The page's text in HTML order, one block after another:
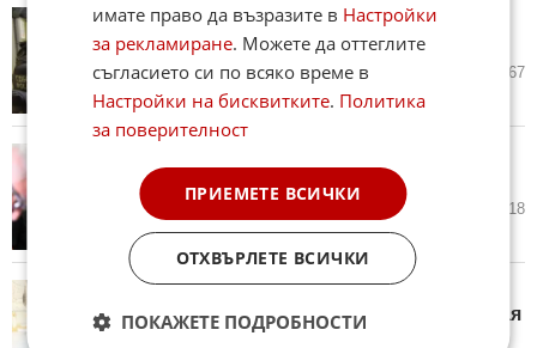
ГДБОП и СБУ закопчаха
украински наркобарон в Бургас
днес в 08:20 ч. 3 367
1 318
Ударът по фентанила в
България: Какво знаем за случая
ОБЗОР
имате право да възразите в Настройки
за рекламиране. Можете да оттеглите
съгласието си по всяко време в
Настройки на бисквитките. Политика
за поверителност
ПРИЕМЕТЕ ВСИЧКИ
ОТХВЪРЛЕТЕ ВСИЧКИ
ПОКАЖЕТЕ ПОДРОБНОСТИ